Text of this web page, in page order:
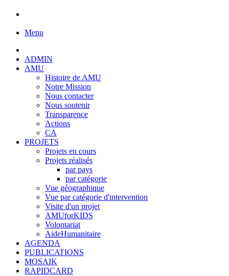
Menu
ADMIN
AMU
Histoire de AMU
Notre Mission
Nous contacter
Nous soutenir
Transparence
Actions
CA
PROJETS
Projets en cours
Projets réalisés
par pays
par catégorie
Vue géographique
Vue par catégorie d'intervention
Visite d'un projet
AMUforKIDS
Volontariat
AideHumanitaire
AGENDA
PUBLICATIONS
MOSAIK
RAPIDCARD